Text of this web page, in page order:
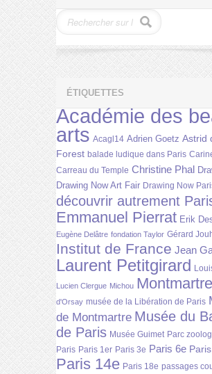
ÉTIQUETTES
Académie des
arts Acagl14 Adrien Goetz Astrid
Forest balade ludique dans Paris
Carreau du Temple Christine Phal
Drawing Now Art Fair Drawing Now
découvrir autrement
Emmanuel Pierrat Erik
Eugène Delâtre fondation Taylor Gérard
Institut de France Jean
Laurent Petitgirard
Lucien Clergue Michou Montmartre
d'Orsay musée de la Libération de Paris
de Montmartre Musée du
de Paris Musée Guimet Parc
Paris Paris 1er Paris 3e Paris 6e
Paris 14e Paris 18e passages